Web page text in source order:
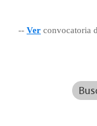
-- Ver convocatoria